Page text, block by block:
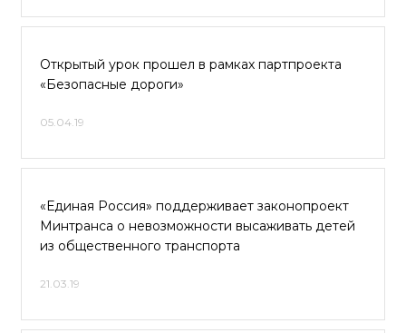
Открытый урок прошел в рамках партпроекта
«Безопасные дороги»
05.04.19
«Единая Россия» поддерживает законопроект
Минтранса о невозможности высаживать детей
из общественного транспорта
21.03.19